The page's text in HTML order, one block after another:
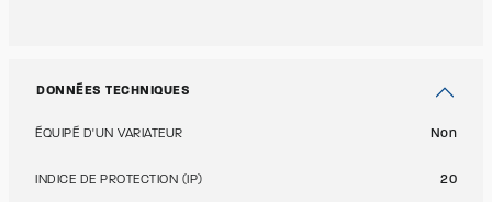
DONNÉES TECHNIQUES
ÉQUIPÉ D'UN VARIATEUR Non
INDICE DE PROTECTION (IP) 20